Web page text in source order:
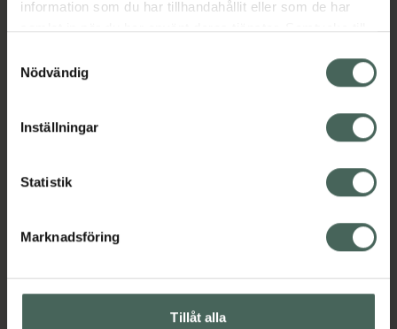
information som du har tillhandahållit eller som de har
samlat in när du har använt deras tjänster. Samtycke till
återkalla ditt samtycke via webbplatsens
cookieinställningar. Ett återkallat samtycke påverkar inte
lagligheten av behandling som skett innan återkallelsen.
Nödvändig
Inställningar
Statistik
Marknadsföring
Tillåt alla
Innehåll Visa
Instruktioner Visa
Kontaktinfo tillverkare Visa
Upptäck flera produkter inom
Makeup för ögon